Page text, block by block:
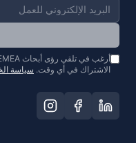
الاشتراك في أي وقت. سياسة